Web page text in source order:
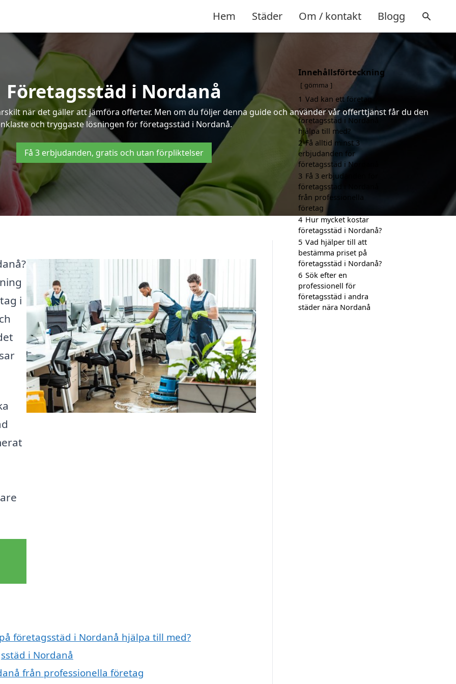
Hem Städer Om / kontakt Blogg
Företagsstäd i Nordanå
när det gäller att jämföra offerter. Men om du följer denna guide och använder vår offerttjänst får du den
och tryggaste lösningen för företagsstäd i Nordanå.
Få 3 erbjudanden, gratis och utan förpliktelser
i
företagsstäd i Nordanå hjälpa till med?
i Nordanå
från professionella företag
Innehållsförteckning
gömma
1 Vad kan ett företag
som är specialiserat på
företagsstäd i Nordanå
hjälpa till med?
2 Få alltid minst 3
erbjudanden för
företagsstäd i Nordanå
3 Få 3 erbjudanden för
företagsstäd i Nordanå
från professionella
företag
4 Hur mycket kostar
företagsstäd i Nordanå?
5 Vad hjälper till att
bestämma priset på
företagsstäd i Nordanå?
6 Sök efter en
professionell för
företagsstäd i andra
städer nära Nordanå